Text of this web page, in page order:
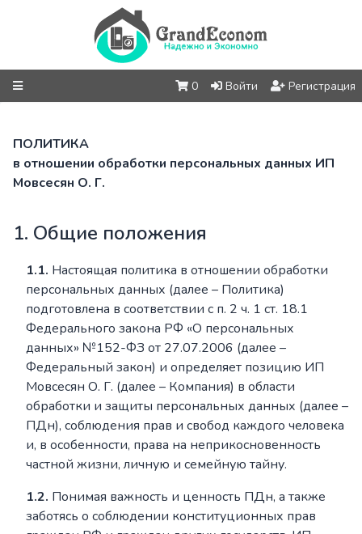
0 Войти Регистрация
ПОЛИТИКА
в отношении обработки персональных данных ИП
Мовсесян О. Г.
1. Общие положения
1.1. Настоящая политика в отношении обработки
персональных данных (далее – Политика)
подготовлена в соответствии с п. 2 ч. 1 ст. 18.1
Федерального закона РФ «О персональных
данных» №152-ФЗ от 27.07.2006 (далее –
Федеральный закон) и определяет позицию ИП
Мовсесян О. Г. (далее – Компания) в области
обработки и защиты персональных данных (далее –
ПДн), соблюдения прав и свобод каждого человека
и, в особенности, права на неприкосновенность
частной жизни, личную и семейную тайну.
1.2. Понимая важность и ценность ПДн, а также
заботясь о соблюдении конституционных прав